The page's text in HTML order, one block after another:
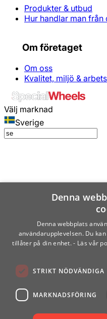
Produkter & utbud
Hur handlar man från
Om företaget
Om oss
Kvalitet, miljö &
Välj marknad
Sverige
Denna
Denna webbplats
användarupplevelsen. Du
tillåter på din enhet. - Läs vår
STRIKT NÖDVÄNDIGA
MARKNADSFÖRING